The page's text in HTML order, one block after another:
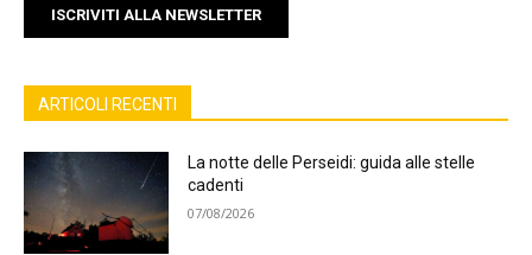
ISCRIVITI ALLA NEWSLETTER
ARTICOLI RECENTI
La notte delle Perseidi: guida alle stelle
cadenti
07/08/2026